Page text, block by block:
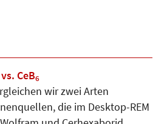
CeB6
wir zwei Arten
die im Desktop-REM